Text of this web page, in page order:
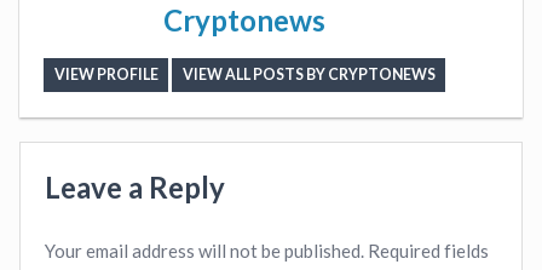
Cryptonews
VIEW PROFILE VIEW ALL POSTS BY CRYPTONEWS
Leave a Reply
Your email address will not be published. Required fields